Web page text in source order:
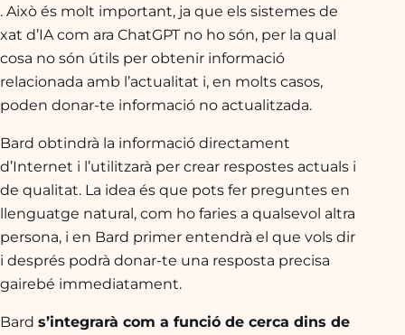
. Això és molt important, ja que els sistemes de
xat d’IA com ara ChatGPT no ho són, per la qual
cosa no són útils per obtenir informació
relacionada amb l’actualitat i, en molts casos,
poden donar-te informació no actualitzada.
Bard obtindrà la informació directament
d’Internet i l’utilitzarà per crear respostes actuals i
de qualitat. La idea és que pots fer preguntes en
llenguatge natural, com ho faries a qualsevol altra
persona, i en Bard primer entendrà el que vols dir
i després podrà donar-te una resposta precisa
gairebé immediatament.
Bard s’integrarà com a funció de cerca dins de